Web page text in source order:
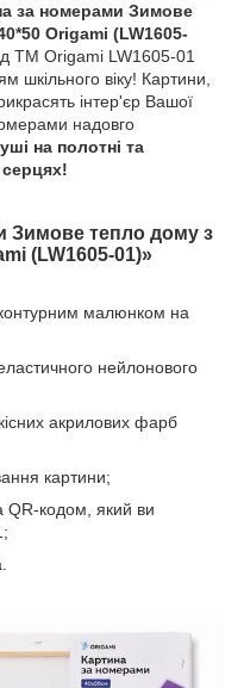
за номерами Зимове
Origami (LW1605-
ТМ Origami LW1605-01
шкільного віку! Картини,
інтер'єр Вашої
надовго
на полотні та
Зимове тепло дому з
(LW1605-01)»
малюнком на
нейлонового
акрилових фарб
картини;
QR-кодом, який ви